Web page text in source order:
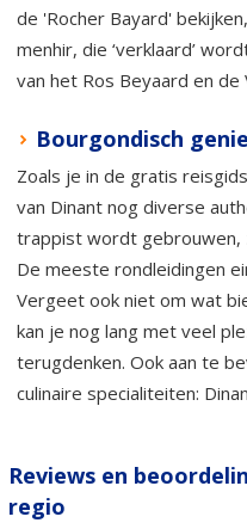
de 'Rocher Bayard'
menhir, die ‘verklaard’
van het Ros Beyaard en de
Bourgondisch
Zoals je in de gratis
van Dinant nog diverse
trappist wordt gebrouwen,
De meeste rondleidingen
Vergeet ook niet om wat
kan je nog lang met veel
terugdenken. Ook aan te
culinaire specialiteiten:
Reviews en
regio